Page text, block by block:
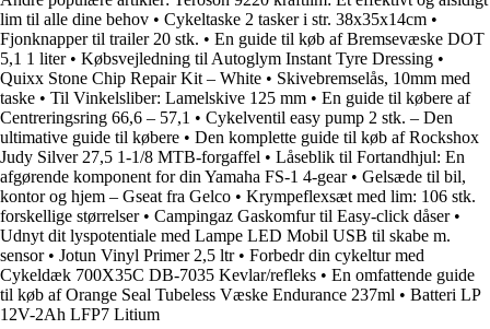
lim til alle dine behov • Cykeltaske 2 tasker i str. 38x35x14cm •
Fjonknapper til trailer 20 stk. • En guide til køb af Bremsevæske DOT
5,1 1 liter• Købsvejledning til Autoglym Instant Tyre Dressing •
Quixx Stone Chip Repair Kit – White • Skivebremselås, 10mm med
taske • Til Vinkelsliber: Lamelskive 125 mm • En guide til købere af
Centreringsring 66,6 – 57,1 • Cykelventil easy pump 2 stk. – Den
ultimative guide til købere • Den komplette guide til køb af Rockshox
Judy Silver 27,5 1-1/8 MTB-forgaffel • Låseblik til Fortandhjul: En
afgørende komponent for din Yamaha FS-1 4-gear• Gelsæde til bil,
kontor og hjem – Gseat fra Gelco • Krympeflexsæt med lim: 106 stk.
forskellige størrelser• Campingaz Gaskomfur til Easy-click dåser•
Udnyt dit lyspotentiale med Lampe LED Mobil USB til skabe m.
sensor• Jotun Vinyl Primer 2,5 ltr• Forbedr din cykeltur med
Cykeldæk 700X35C DB-7035 Kevlar/refleks • En omfattende guide
til køb af Orange Seal Tubeless Væske Endurance 237ml • Batteri LP
12V-2Ah LFP7 Litium